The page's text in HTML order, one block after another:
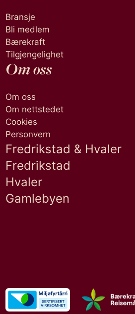
Bransje
Bli medlem
Bærekraft
Tilgjengelighet
Om oss
Om oss
Om nettstedet
Cookies
Personvern
Fredrikstad & Hvaler
Fredrikstad
Hvaler
Gamlebyen